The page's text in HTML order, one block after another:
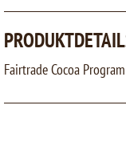
Fairtrade Cocoa